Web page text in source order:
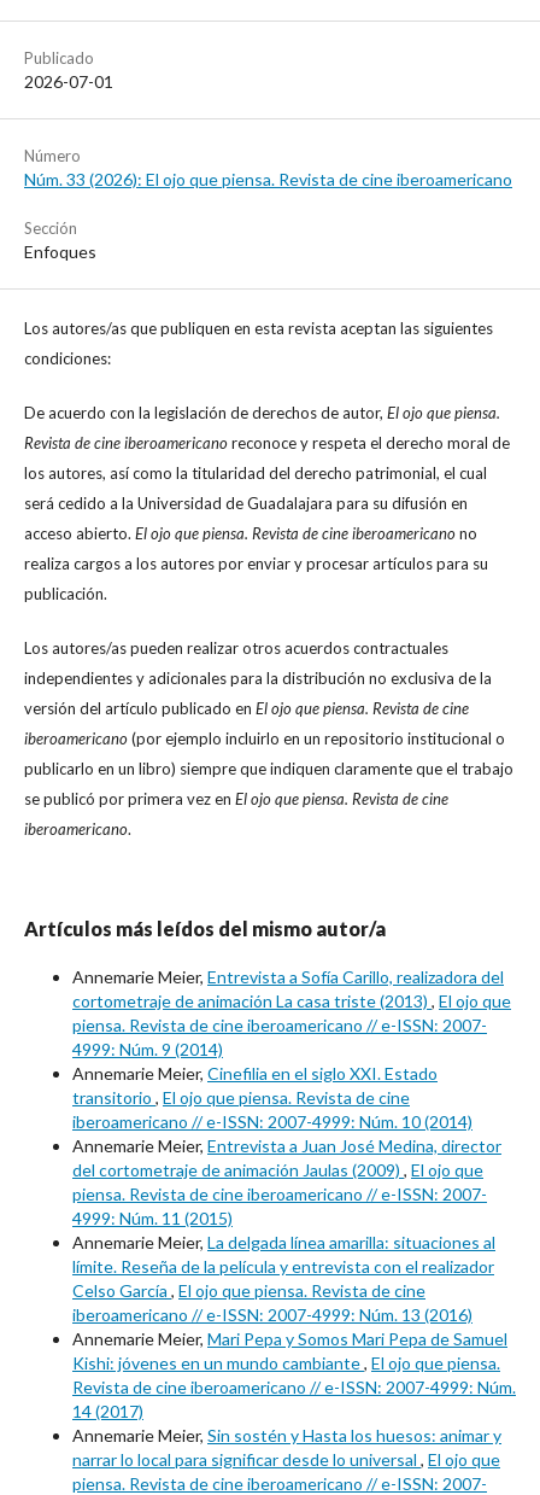
Publicado
2026-07-01
Número
Núm. 33 (2026): El ojo que piensa. Revista de cine iberoamericano
Sección
Enfoques
Los autores/as que publiquen en esta revista aceptan las siguientes
condiciones:
De acuerdo con la legislación de derechos de autor, El ojo que piensa.
Revista de cine iberoamericanoreconoce y respeta el derecho moral de
los autores, así como la titularidad del derecho patrimonial, el cual
será cedido a la Universidad de Guadalajara para su difusión en
acceso abierto. El ojo que piensa. Revista de cine iberoamericanono
realiza cargos a los autores por enviar y procesar artículos para su
publicación.
Los autores/as pueden realizar otros acuerdos contractuales
independientes y adicionales para la distribución no exclusiva de la
versión del artículo publicado en El ojo que piensa. Revista de cine
iberoamericano(por ejemplo incluirlo en un repositorio institucional o
publicarlo en un libro) siempre que indiquen claramente que el trabajo
se publicó por primera vez en El ojo que piensa. Revista de cine
iberoamericano.
Artículos más leídos del mismo autor/a
Annemarie Meier, Entrevista a Sofía Carillo, realizadora del
cortometraje de animación La casa triste (2013) , El ojo que
piensa. Revista de cine iberoamericano // e-ISSN: 2007-
4999: Núm. 9 (2014)
Annemarie Meier, Cinefilia en el siglo XXI. Estado
transitorio , El ojo que piensa. Revista de cine
iberoamericano // e-ISSN: 2007-4999: Núm. 10 (2014)
Annemarie Meier, Entrevista a Juan José Medina, director
del cortometraje de animación Jaulas (2009) , El ojo que
piensa. Revista de cine iberoamericano // e-ISSN: 2007-
4999: Núm. 11 (2015)
Annemarie Meier, La delgada línea amarilla: situaciones al
límite. Reseña de la película y entrevista con el realizador
Celso García , El ojo que piensa. Revista de cine
iberoamericano // e-ISSN: 2007-4999: Núm. 13 (2016)
Annemarie Meier, Mari Pepa y Somos Mari Pepa de Samuel
Kishi: jóvenes en un mundo cambiante, El ojo que piensa.
Revista de cine iberoamericano // e-ISSN: 2007-4999: Núm.
14 (2017)
Annemarie Meier, Sin sostén y Hasta los huesos: animar y
narrar lo local para significar desde lo universal , El ojo que
piensa. Revista de cine iberoamericano // e-ISSN: 2007-